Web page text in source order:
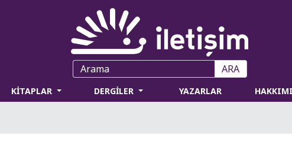
ARA
KİTAPLAR DERGİLER YAZARLAR